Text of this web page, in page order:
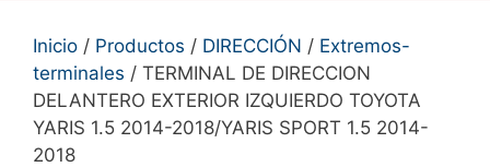
Inicio / Productos / DIRECCIÓN / Extremos-
terminales / TERMINAL DE DIRECCION
DELANTERO EXTERIOR IZQUIERDO TOYOTA
YARIS 1.5 2014-2018/YARIS SPORT 1.5 2014-
2018